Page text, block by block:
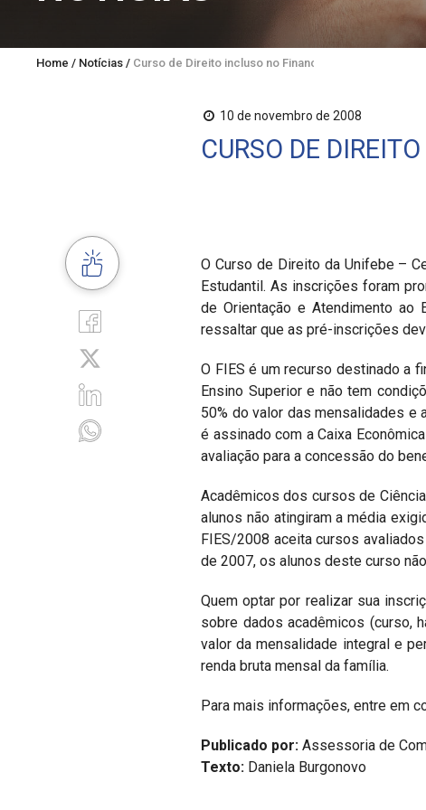
Home / Notícias / Curso de Direito incluso no Financiamento Estudantil
10 de novembro de 2008
CURSO DE
O Curso de Direito da Unifebe –
Estudantil. As inscrições foram
de Orientação e Atendimento ao
ressaltar que as pré-inscrições
O FIES é um recurso destinado a
Ensino Superior e não tem
50% do valor das mensalidades e
é assinado com a Caixa
avaliação para a concessão do
Acadêmicos dos cursos de
alunos não atingiram a média
FIES/2008 aceita cursos
de 2007, os alunos deste curso
Quem optar por realizar sua
sobre dados acadêmicos (curso,
valor da mensalidade integral e
renda bruta mensal da família.
Para mais informações, entre em
Publicado por: Assessoria de
Texto: Daniela Burgonovo